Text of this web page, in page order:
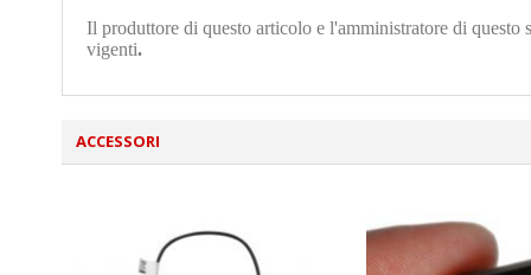
Il produttore di questo articolo e l'amministratore di
vigenti.
ACCESSORI